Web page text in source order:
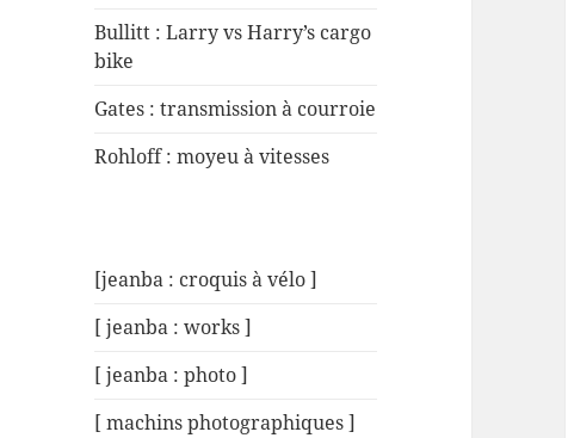
Bullitt : Larry vs Harry’s cargo
bike
Gates : transmission à courroie
Rohloff : moyeu à vitesses
[jeanba : croquis à vélo ]
[ jeanba : works ]
[ jeanba : photo ]
[ machins photographiques ]